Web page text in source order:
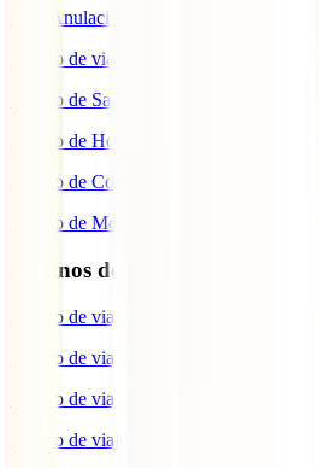
IATI Anulación Premium
Seguro de viaje COVID
Seguro de Salud
Seguro de Hogar
Seguro de Coche
Seguro de Moto
Destinos de interés
Seguro de viaje a EEUU
Seguro de viaje a Indonesia
Seguro de viaje a Marruecos
Seguro de viaje a Reino Unido